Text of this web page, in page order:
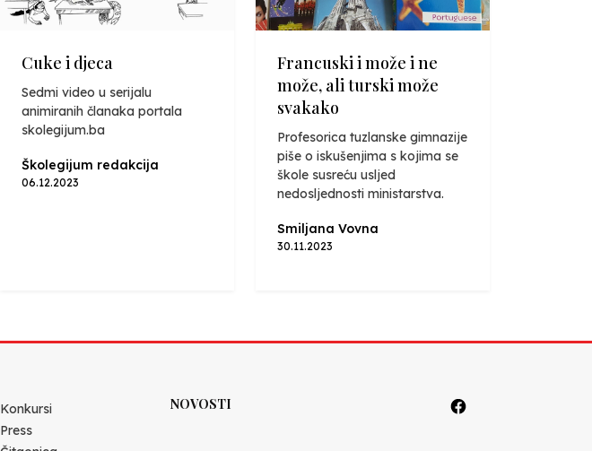
Cuke i djeca
Sedmi video u serijalu
animiranih članaka portala
skolegijum.ba
Školegijum redakcija
06.12.2023
Francuski i može i ne
može, ali turski može
svakako
Profesorica tuzlanske gimnazije
piše o iskušenjima s kojima se
škole susreću usljed
nedosljednosti ministarstva.
Smiljana Vovna
30.11.2023
Konkursi
Press
NOVOSTI